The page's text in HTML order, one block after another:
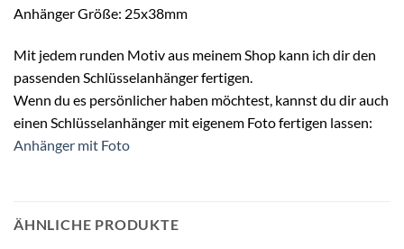
Anhänger Größe: 25x38mm
Mit jedem runden Motiv aus meinem Shop kann ich dir den
passenden Schlüsselanhänger fertigen.
Wenn du es persönlicher haben möchtest, kannst du dir auch
einen Schlüsselanhänger mit eigenem Foto fertigen lassen:
Anhänger mit Foto
ÄHNLICHE PRODUKTE